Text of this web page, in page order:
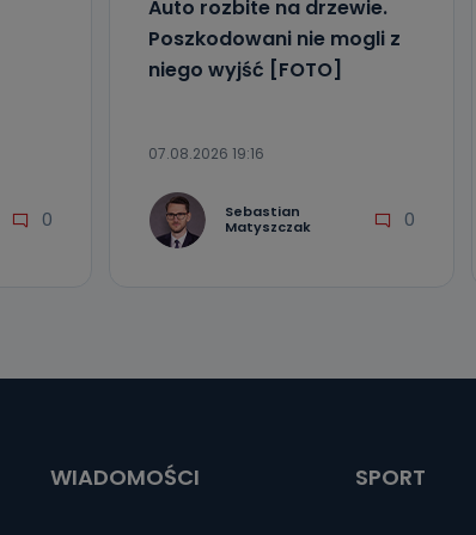
0
Auto rozbite na drzewie.
Poszkodowani nie mogli z
niego wyjść [FOTO]
07.08.2026 19:16
Sebastian
Matyszczak
0
WIADOMOŚCI SPORT